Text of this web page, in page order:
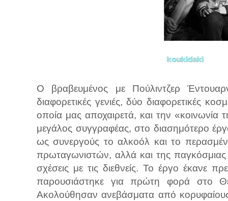
Ο βραβευμένος με Πούλιντζερ
διαφορετικές γενιές, δύο διαφορετικές
οποία μας αποχαιρετά, και την
μεγάλος συγγραφέας, στο διασημότερο
ως συνεργούς το αλκοόλ και το
πρωταγωνιστών, αλλά και της παγκόσμιας
σχέσεις με τις διεθνείς. Το έργο
παρουσιάστηκε για πρώτη φορά στο
Ακολούθησαν ανεβάσματα από